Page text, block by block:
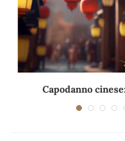
Capodanno